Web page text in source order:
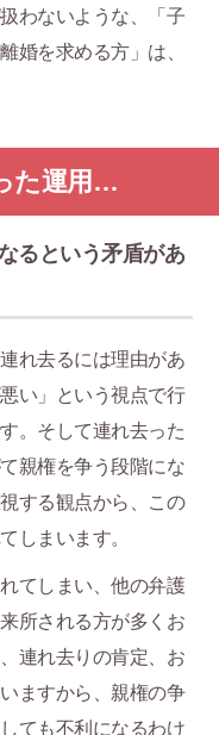
わないような、「子
婚を求める方」は、
た運用…
るという矛盾があ
れ去るには理由があ
い」という視点で行
。そして連れ去った
親権を争う段階にな
する観点から、この
しまいます。
てしまい、他の弁護
所される方が多くお
連れ去りの肯定、お
ますから、親権の争
ても不利になるわけ